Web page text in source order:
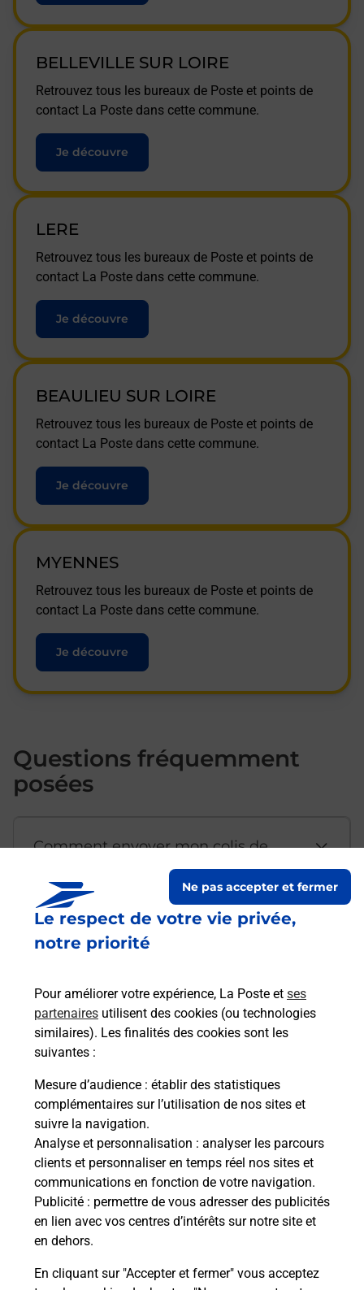
Le respect de votre vie privée,
notre priorité
Pour améliorer votre expérience, La Poste et ses
partenaires utilisent des cookies (ou technologies
similaires). Les finalités des cookies sont les
suivantes :
Mesure d’audience : établir des statistiques
complémentaires sur l’utilisation de nos sites et
suivre la navigation.
Analyse et personnalisation : analyser les parcours
clients et personnaliser en temps réel nos sites et
communications en fonction de votre navigation.
Publicité : permettre de vous adresser des publicités
en lien avec vos centres d’intérêts sur notre site et
en dehors.
En cliquant sur "Accepter et fermer" vous acceptez
Ne pas accepter et fermer
BELLEVILLE SUR LOIRE
Retrouvez tous les bureaux de Poste et points de
contact La Poste dans cette commune.
Je découvre
LERE
Retrouvez tous les bureaux de Poste et points de
contact La Poste dans cette commune.
Je découvre
BEAULIEU SUR LOIRE
Retrouvez tous les bureaux de Poste et points de
contact La Poste dans cette commune.
Je découvre
MYENNES
Retrouvez tous les bureaux de Poste et points de
contact La Poste dans cette commune.
Je découvre
Questions fréquemment
posées
Comment envoyer mon colis de
Est-il possible d’acheter un
emballage directement depuis un
Comment demander une
modification de livraison ?
Comment La Poste participe-t-elle
à votre sécurité au quotidien ?
Puis-je passer mon code de la route
avec La Poste et sous quelles
conditions ?